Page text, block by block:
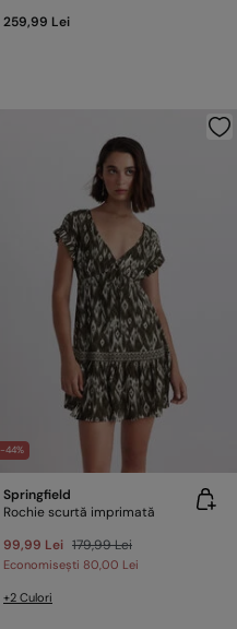
259,99 Lei
-44%
Springfield
Rochie scurtă imprimată
99,99 Lei 179,99 Lei
Economisești 80,00 Lei
+2 Culori